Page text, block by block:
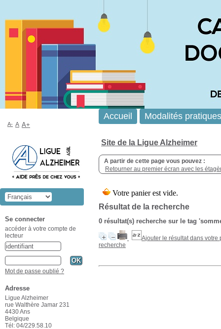
Site de la Ligue Alzheimer
A partir de cette page vous pouvez :
Retourner au premier écran avec les
Résultat de la recherche
0 résultat(s) recherche sur le tag
Ajouter le résultat dans votre
recherche
Accueil Modalités pratiques
A- A A+
Se connecter
accéder à votre compte de
lecteur
Mot de passe oublié ?
Adresse
Ligue Alzheimer
rue Walthère Jamar 231
4430 Ans
Belgique
Tél: 04/229.58.10